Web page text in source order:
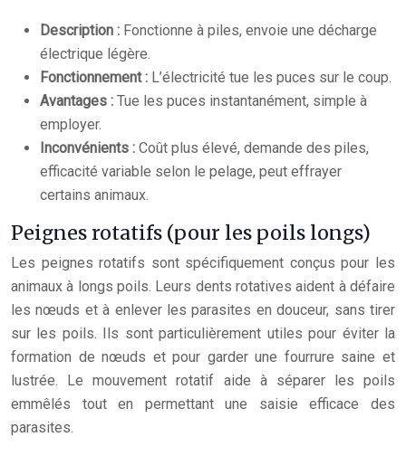
Description : Fonctionne à piles, envoie une décharge
électrique légère.
Fonctionnement : L’électricité tue les puces sur le coup.
Avantages : Tue les puces instantanément, simple à
employer.
Inconvénients : Coût plus élevé, demande des piles,
efficacité variable selon le pelage, peut effrayer
certains animaux.
Peignes rotatifs (pour les poils longs)
Les peignes rotatifs sont spécifiquement conçus pour les
animaux à longs poils. Leurs dents rotatives aident à défaire
les nœuds et à enlever les parasites en douceur, sans tirer
sur les poils. Ils sont particulièrement utiles pour éviter la
formation de nœuds et pour garder une fourrure saine et
lustrée. Le mouvement rotatif aide à séparer les poils
emmêlés tout en permettant une saisie efficace des
parasites.